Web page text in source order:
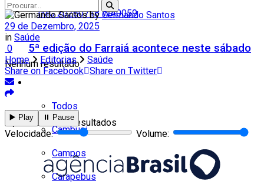
5ª edição do Farraiá acontece neste sábado
Todos
Cambuci
Campos
Carapebus
Nenhum resultado
Ver todos os resultados
by Germando Santos
29 de Dezembro, 2025
in Saúde
0
Home
Editorias
Saúde
Share on Facebook Share on Twitter
▶️ Play ⏸️ Pause
Velocidade: Volume: